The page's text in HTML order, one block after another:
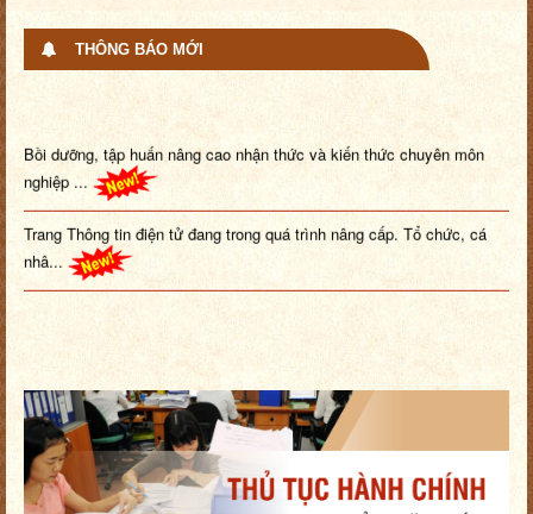
THÔNG BÁO MỚI
Bồi dưỡng, tập huấn nâng cao nhận thức và kiến thức chuyên môn
nghiệp ...
Trang Thông tin điện tử đang trong quá trình nâng cấp. Tổ chức, cá
nhâ...